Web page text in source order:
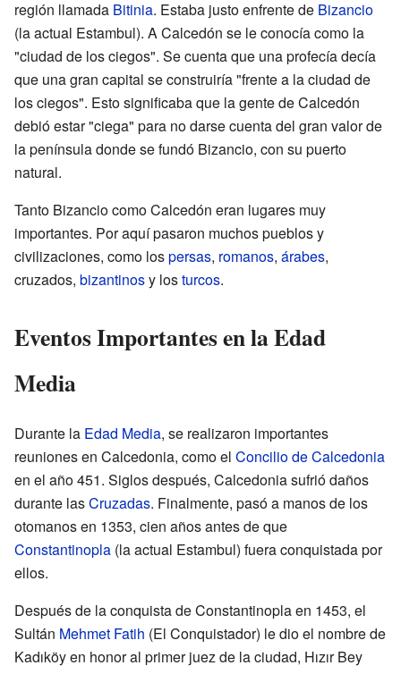
región llamada Bitinia. Estaba justo enfrente de Bizancio
(la actual Estambul). A Calcedón se le conocía como la
"ciudad de los ciegos". Se cuenta que una profecía decía
que una gran capital se construiría "frente a la ciudad de
los ciegos". Esto significaba que la gente de Calcedón
debió estar "ciega" para no darse cuenta del gran valor de
la península donde se fundó Bizancio, con su puerto
natural.
Tanto Bizancio como Calcedón eran lugares muy
importantes. Por aquí pasaron muchos pueblos y
civilizaciones, como lospersas, romanos, árabes,
cruzados, bizantinosy losturcos.
Eventos Importantes en la Edad
Media
Durante la Edad Media, se realizaron importantes
reuniones en Calcedonia, como el Concilio de Calcedonia
en el año 451. Siglos después, Calcedonia sufrió daños
durante lasCruzadas. Finalmente, pasó a manos de los
otomanos en 1353, cien años antes de que
Constantinopla (la actual Estambul) fuera conquistada por
ellos.
Después de la conquista de Constantinopla en 1453, el
Sultán Mehmet Fatih (El Conquistador) le dio el nombre de
Kadıköy en honor al primer juez de la ciudad, Hızır Bey